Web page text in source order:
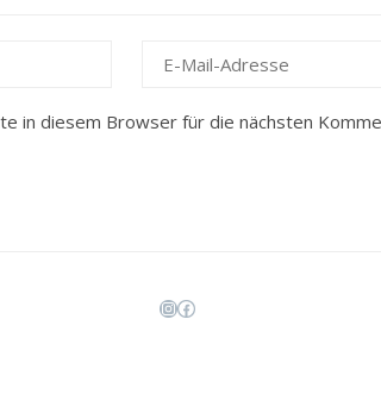
in diesem Browser für die nächsten
Instagram
Facebook